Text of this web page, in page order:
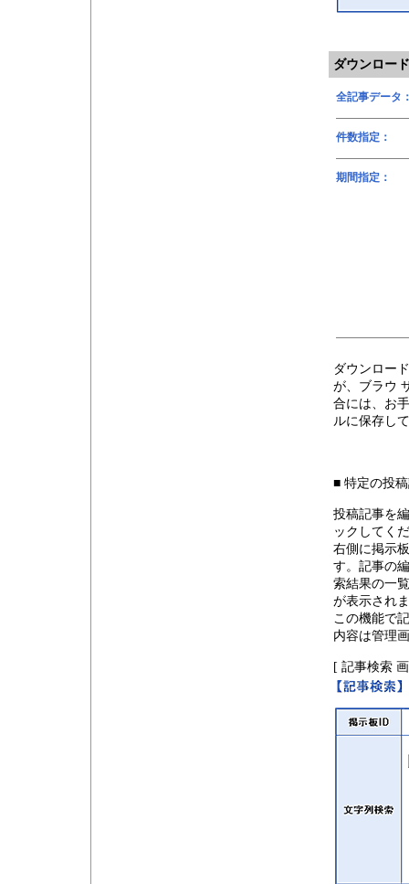
ダウンロー
全記事データ
件数指定：
期間指定：
ダウンロー
が、ブラウ
合には、お
ルに保存し
■ 特定の投
投稿記事を
ックしてく
右側に掲示
す。記事の
索結果の一
が表示され
この機能で
内容は管理
[ 記事検索